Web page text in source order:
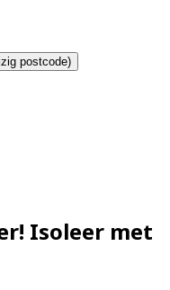
postcode)
Isoleer met